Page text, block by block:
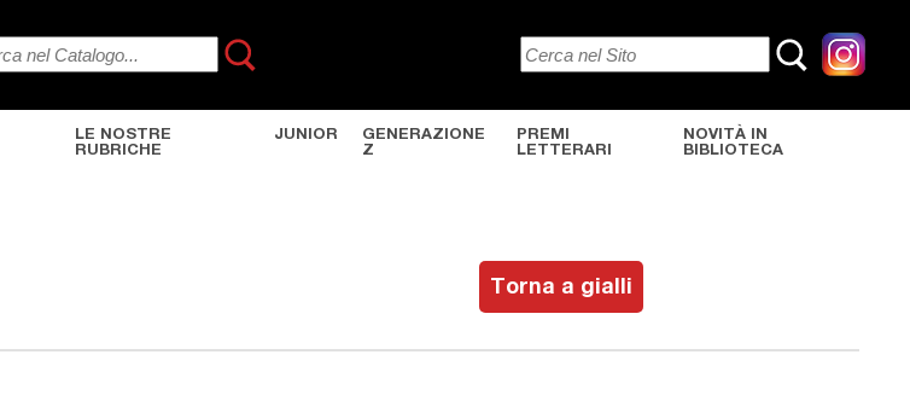
LE NOSTRE
RUBRICHE
JUNIOR
GENERAZIONE
Z
PREMI
LETTERARI
NOVITÀ IN
BIBLIOTECA
Torna a gialli